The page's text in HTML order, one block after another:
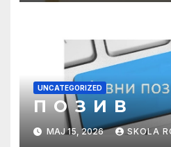
UNCATEGORIZED
П О З И В
МАЈ 15, 2026 SKOLA